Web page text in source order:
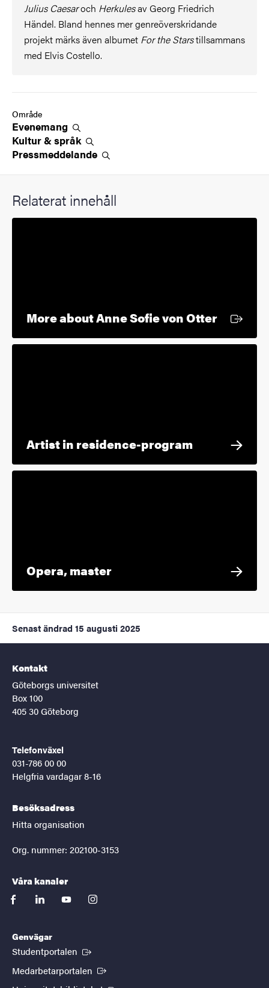
Julius Caesaroch Herkulesav Georg Friedrich
Händel. Bland hennes mer genreöverskridande
projekt märks även albumet For the Starstillsammans
med Elvis Costello.
Område
Evenemang
Kultur &språk
Pressmeddelande
Relaterat innehåll
More about Anne Sofie von OtterExtern
Artist in residence-program
Opera, master
Senast ändrad 15 augusti 2025
Kontakt
Göteborgs universitet
Box 100
405 30 Göteborg
Telefonväxel
031-786 00 00
Helgfria vardagar 8-16
Besöksadress
Hitta organisation
Org. nummer: 202100-3153
Våra kanaler
facebooklinkedinyoutubeinstagram
Genvägar
Studentportalen (Extern länk)
Medarbetarportalen (Extern länk)